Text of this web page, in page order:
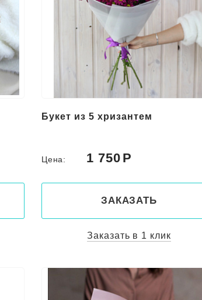
Букет из 5 хризантем
Цена: 1 750
ЗАКАЗАТЬ
Заказать в 1 клик